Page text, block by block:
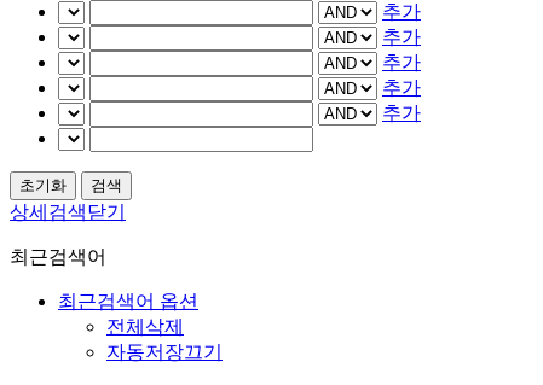
추가
추가
추가
추가
추가
상세검색닫기
최근검색어
최근검색어 옵션
전체삭제
자동저장끄기